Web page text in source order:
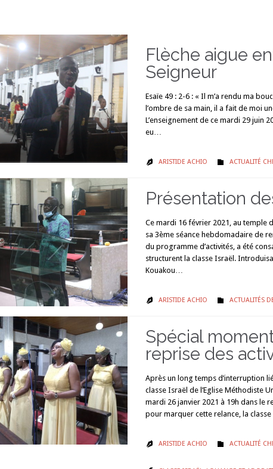
Flèche aigue
Seigneur
Esaïe 49 : 2-6 : « Il m’a rendu ma
l’ombre de sa main, il a fait de moi
L’enseignement de ce mardi 29 juin
eu…
 ARISTIDE ACHIO  CATÉGORIE
ACTUALITÉ
Présentation
Ce mardi 16 février 2021, au temple
sa 3ème séance hebdomadaire de
du programme d’activités, a été
structurent la classe Israël.
Kouakou…
 ARISTIDE ACHIO  CATÉGORIE
ACTUALITÉS
Spécial
reprise des
Après un long temps d’interruption
classe Israël de l’Eglise Méthodiste
mardi 26 janvier 2021 à 19h dans le
pour marquer cette relance, la
 ARISTIDE ACHIO  CATÉGORIE
ACTUALITÉ